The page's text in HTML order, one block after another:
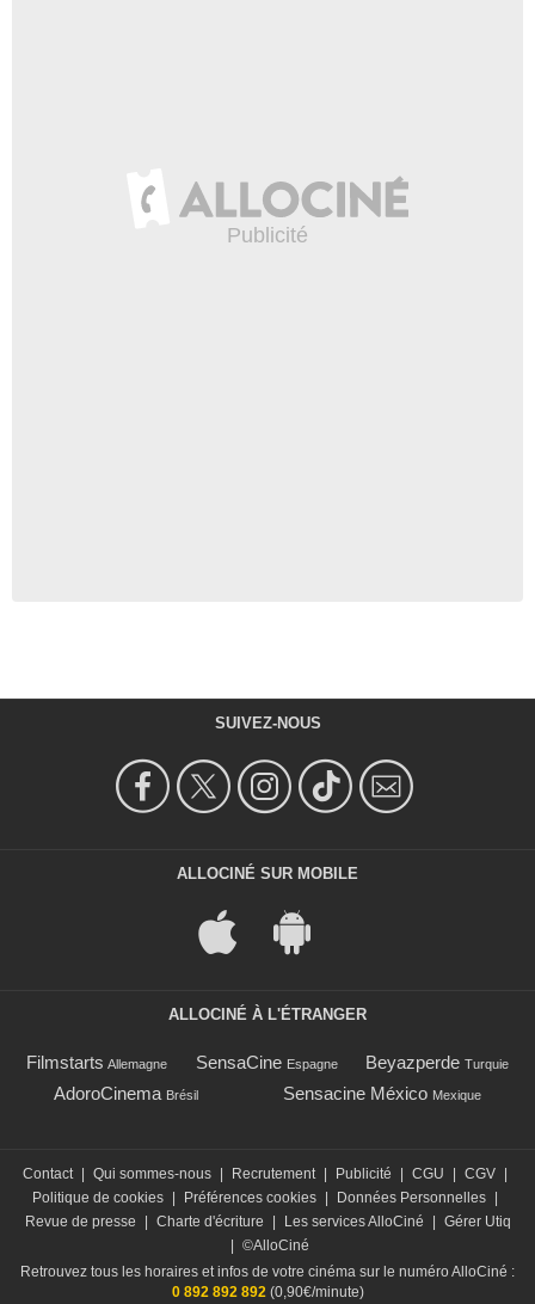
SUIVEZ-NOUS
ALLOCINÉ SUR MOBILE
ALLOCINÉ À L'ÉTRANGER
Filmstarts Allemagne SensaCine Espagne Beyazperde Turquie
AdoroCinema Brésil Sensacine México Mexique
Contact Qui sommes-nous Recrutement Publicité CGU CGV
Politique de cookies
Préférences cookies Données Personnelles
Revue de presse
Charte d'écriture Les services AlloCiné
Gérer Utiq
©AlloCiné
Retrouvez tous les horaires et infos de votre cinéma sur le numéro AlloCiné :
0 892 892 892(0,90€/minute)